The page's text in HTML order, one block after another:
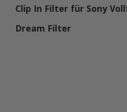
Clip In Filter für Sony
Dream Filter